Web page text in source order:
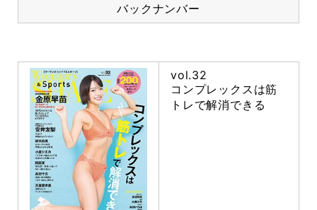
バックナンバー
vol.32
コンプレックスは筋
トレで解消できる